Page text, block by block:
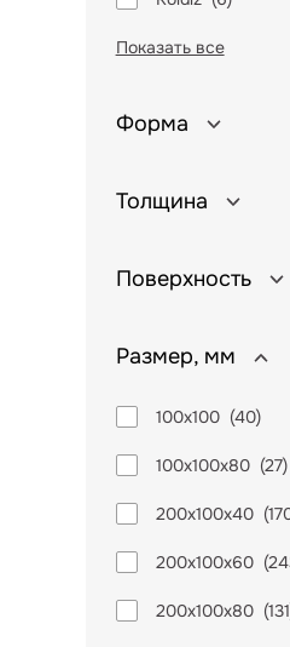
Показать все
Форма
Толщина
Поверхность
Размер, мм
100х100(40)
100х100х80(27)
200х100х40(
200х100х60(
200х100х80(131